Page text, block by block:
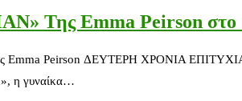
Της Emma Peirson
Emma Peirson ΔΕΥΤΕΡΗ ΧΡΟΝΙΑ
η γυναίκα…